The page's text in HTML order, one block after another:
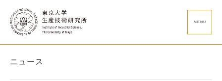
MENU
ニュース